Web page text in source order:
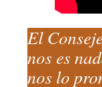
El
nos es
nos lo